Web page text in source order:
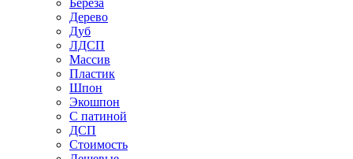
Береза
Дерево
Дуб
ЛДСП
Массив
Пластик
Шпон
Экошпон
С патиной
ДСП
Стоимость